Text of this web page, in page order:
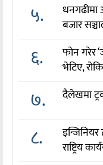
५.
धनगढीमा
बजार
६.
फोन गरेर
भेटिए,
७. दैलेखमा
८.
इन्जिनियर
राष्ट्रिय